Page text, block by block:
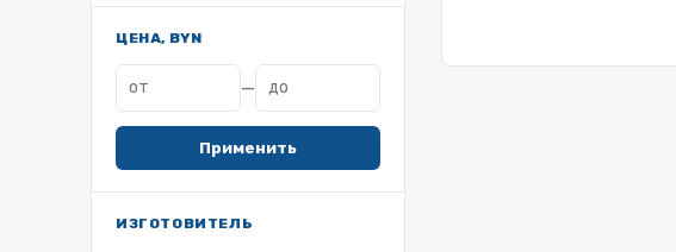
ЦЕНА, BYN
—
Применить
ИЗГОТОВИТЕЛЬ